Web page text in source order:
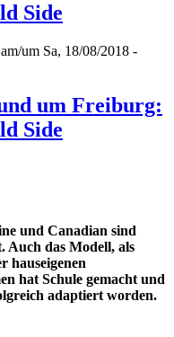
Side
am/um Sa, 18/08/2018 -
um Freiburg:
Side
und Canadian sind
Auch das Modell, als
hauseigenen
hat Schule gemacht und
adaptiert worden.